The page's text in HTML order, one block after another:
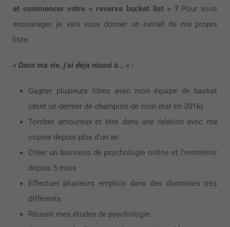
et commencer votre « reverse bucket list » ?Pour vous
encourager, je vais vous donner un extrait de ma propre
liste.
« Dans ma vie, j’ai déjà réussi à… » :
Gagner plusieurs titres avec mon équipe de basket
(dont un dernier de champion de mon état en 2016)
Tomber amoureux et être dans une relation avec ma
copine depuis plus d’un an
Créer un business de psychologie online et l’entretenir
depuis 5 mois
Effectuer plusieurs emplois dans des domaines très
différents
Réussir mes études de psychologie